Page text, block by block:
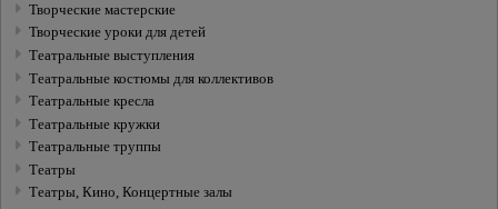
Творческие мастерские
Творческие уроки для детей
Театральные выступления
Театральные костюмы для коллективов
Театральные кресла
Театральные кружки
Театральные труппы
Театры
Театры, Кино, Концертные залы